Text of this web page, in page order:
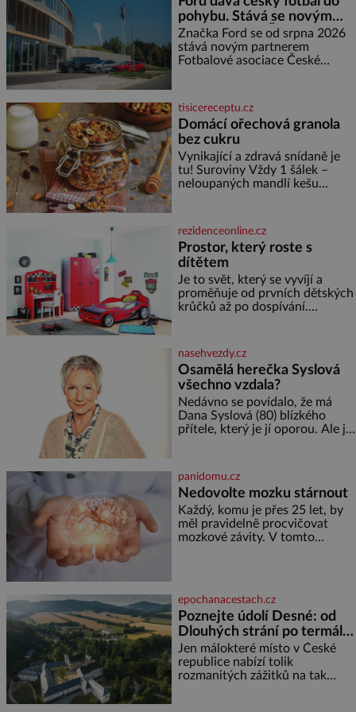
měďáky a štůčky látky. Zraněná
žena pár dní nato umírá. Je to
muž nebývale krutý. Jeho činy
budí hrůzu ještě dlouho po jeho
smrti
pohybu. Stává se novým
partnerem FAČR
Značka Ford se od srpna 2026
stává novým partnerem
Fotbalové asociace České
asociace, reprezentačních týmů
i českého fotbalu v regionech.
Partner
tisicereceptu.cz
Domácí ořechová granola
bez cukru
Vynikající a zdravá snídaně je
tu! Suroviny Vždy 1 šálek –
neloupaných mandlí kešu
semínek dýně rozinek 3 šálky
ovesných vloček 1 lžíce mlet
rezidenceonline.cz
Prostor, který roste s
dítětem
Je to svět, který se vyvíjí a
proměňuje od prvních dětských
krůčků až po dospívání.
soustředění i odpočinek a
reaguje na každou etapu života
a specifické potřeby dítěte. Pro
nejmenší je klíčová
jednoduchost, měkkost a
bezpečí, proto by pokoj
miminka měl působit především
nasehvezdy.cz
Osamělá herečka Syslová
všechno vzdala?
Nedávno se povídalo, že má
Dana Syslová (80) blízkého
přítele, který je jí oporou. Ale je
častěji mluví o svém odchodu.
Dohnala ji snad samota? Půs
panidomu.cz
Nedovolte mozku stárnout
Každý, komu je přes 25 let, by
měl pravidelně procvičovat
mozkové závity. V tomto
marně v paměti lovíte název
knížky, kterou jste nedávno
přečetli. Je to opravdu tak, s
věkem jako kdyby se paměť
rozhodla stávkovat. Cvičte
epochanacestach.cz
Poznejte údolí Desné: od
Dlouhých strání po termální
prameny
Jen málokteré místo v České
republice nabízí tolik
rozmanitých zážitků na tak